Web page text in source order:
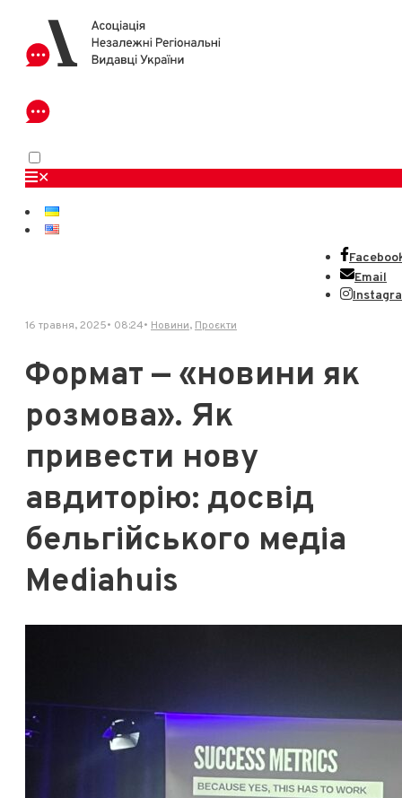
✕
Email
16 травня, 2025• 08:24• Новини, Проєкти
Формат — «новини як
розмова». Як
привести нову
авдиторію: досвід
бельгійського медіа
Mediahuis